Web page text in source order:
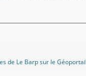
de Le Barp sur le